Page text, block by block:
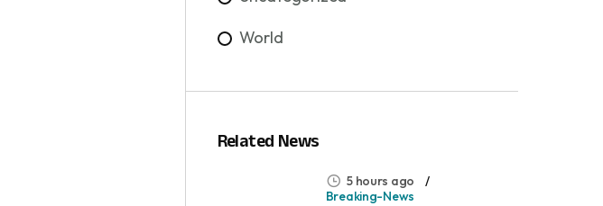
World
Related News
5 hours ago
Breaking-News